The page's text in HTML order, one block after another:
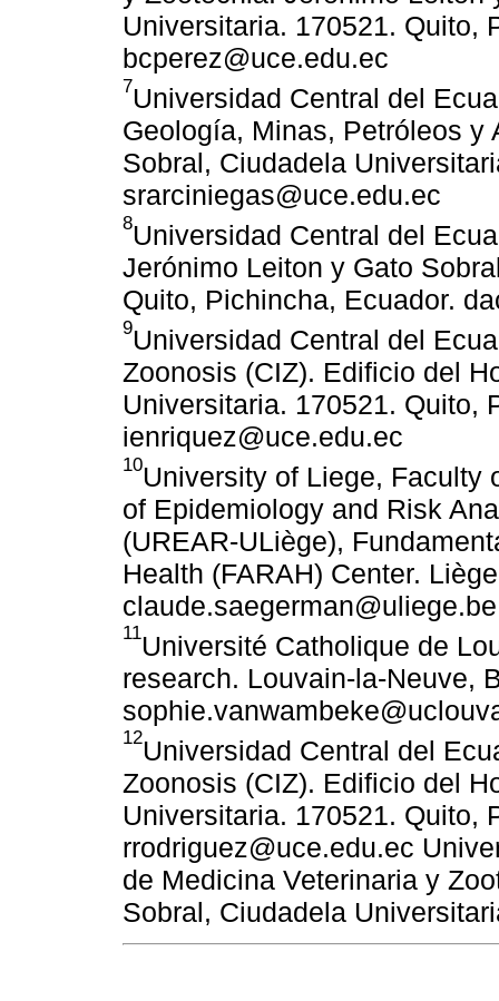
Universitaria. 170521. Quito,
bcperez@uce.edu.ec
7Universidad Central del
Geología, Minas, Petróleos y
Sobral, Ciudadela
srarciniegas@uce.edu.ec
8Universidad Central del
Jerónimo Leiton y Gato
Quito, Pichincha, Ecuador.
9Universidad Central del
Zoonosis (CIZ). Edificio del
Universitaria. 170521. Quito,
ienriquez@uce.edu.ec
10University of Liege, Faculty
of Epidemiology and Risk
(UREAR-ULiège),
Health (FARAH) Center.
claude.saegerman@uliege.be
11Université Catholique de
research. Louvain-la-Neuve,
12Universidad Central del
Zoonosis (CIZ). Edificio del
Universitaria. 170521. Quito,
rrodriguez@uce.edu.ec
de Medicina Veterinaria y
Sobral, Ciudadela